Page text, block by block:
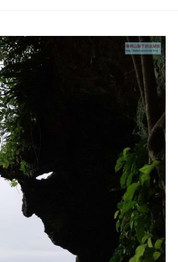
【台北市】溪內古道-竹篙山-瑪礁古道-
內雙溪古道-溪和宮